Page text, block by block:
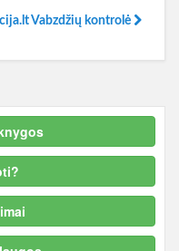
Vabzdžių kontrolė